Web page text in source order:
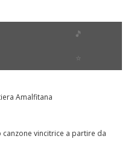
🎵
⭐️
Amalfitana
canzone vincitrice a partire da